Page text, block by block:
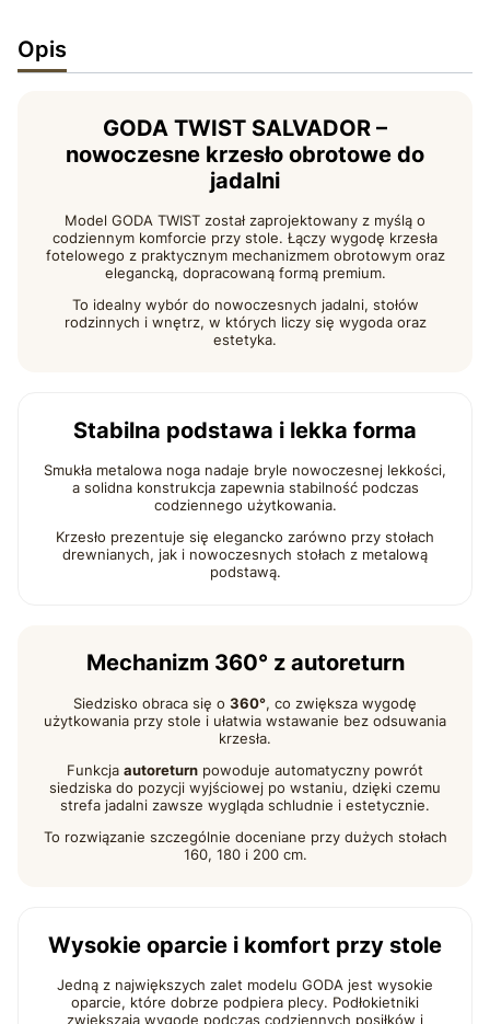
Opis
GODA TWIST SALVADOR –
nowoczesne krzesło obrotowe do
jadalni
Model GODA TWIST został zaprojektowany z myślą o
codziennym komforcie przy stole. Łączy wygodę krzesła
fotelowego z praktycznym mechanizmem obrotowym oraz
elegancką, dopracowaną formą premium.
To idealny wybór do nowoczesnych jadalni, stołów
rodzinnych i wnętrz, w których liczy się wygoda oraz
estetyka.
Stabilna podstawa i lekka forma
Smukła metalowa noga nadaje bryle nowoczesnej lekkości,
a solidna konstrukcja zapewnia stabilność podczas
codziennego użytkowania.
Krzesło prezentuje się elegancko zarówno przy stołach
drewnianych, jak i nowoczesnych stołach z metalową
podstawą.
Mechanizm 360° z autoreturn
Siedzisko obraca się o 360°, co zwiększa wygodę
użytkowania przy stole i ułatwia wstawanie bez odsuwania
krzesła.
Funkcja autoreturn powoduje automatyczny powrót
siedziska do pozycji wyjściowej po wstaniu, dzięki czemu
strefa jadalni zawsze wygląda schludnie i estetycznie.
To rozwiązanie szczególnie doceniane przy dużych stołach
160, 180 i 200 cm.
Wysokie oparcie i komfort przy stole
Jedną z największych zalet modelu GODA jest wysokie
oparcie, które dobrze podpiera plecy. Podłokietniki
zwiększają wygodę podczas codziennych posiłków i